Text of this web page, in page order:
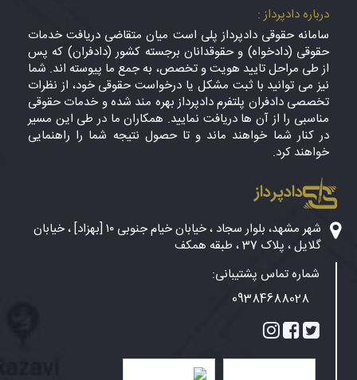
درباره دادپرداز :
سامانه حقوقی دادپرداز پلی است میان متقاضی دریافت خدمات
حقوقی (دادخواه) و حقوقدانان برجسته کشور (دادفران) که پس
از طی مراحل تایید هویت و تخصص، به جمع ما پیوسته اند. شما
نیز می توانید با ثبت مشکل یا درخواست حقوقی خود، از نظرات
تخصصی دادفران پلتفرم دادپرداز بهره مند شده و خدمات حقوقی
مناسبی را از آن ها دریافت نمایید. همکاران ما در طی این مسیر
در کنار شما خواهند ماند و تا حصول نتیجه شما را راهنمایی
خواهند کرد.
دادپرداز
شهر مشهد، بلوار سجاد ، خیابان خیام جنوبی ۱۰ [بهزاد] ، خیابان
گلایل ، پلاک 37 ، طبقه همکف
شماره تماس پشتیبانی:
09384688028